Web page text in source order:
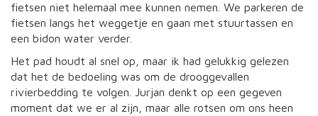
fietsen niet helemaal mee kunnen nemen. We parkeren de
fietsen langs het weggetje en gaan met stuurtassen en
een bidon water verder.
Het pad houdt al snel op, maar ik had gelukkig gelezen
dat het de bedoeling was om de drooggevallen
rivierbedding te volgen. Jurjan denkt op een gegeven
moment dat we er al zijn, maar alle rotsen om ons heen